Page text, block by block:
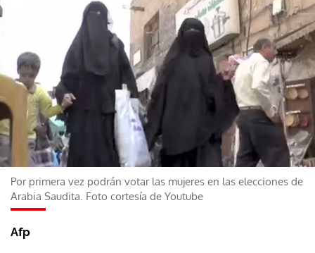
Por primera vez podrán votar las mujeres en las elecciones de
Arabia Saudita. Foto cortesía de Youtube
Afp